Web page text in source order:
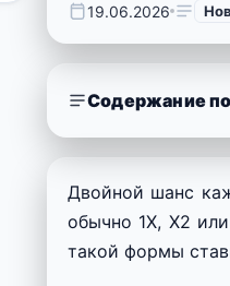
19.06.2026
Содержание
Двойной шанс
обычно 1X, X2
такой формы